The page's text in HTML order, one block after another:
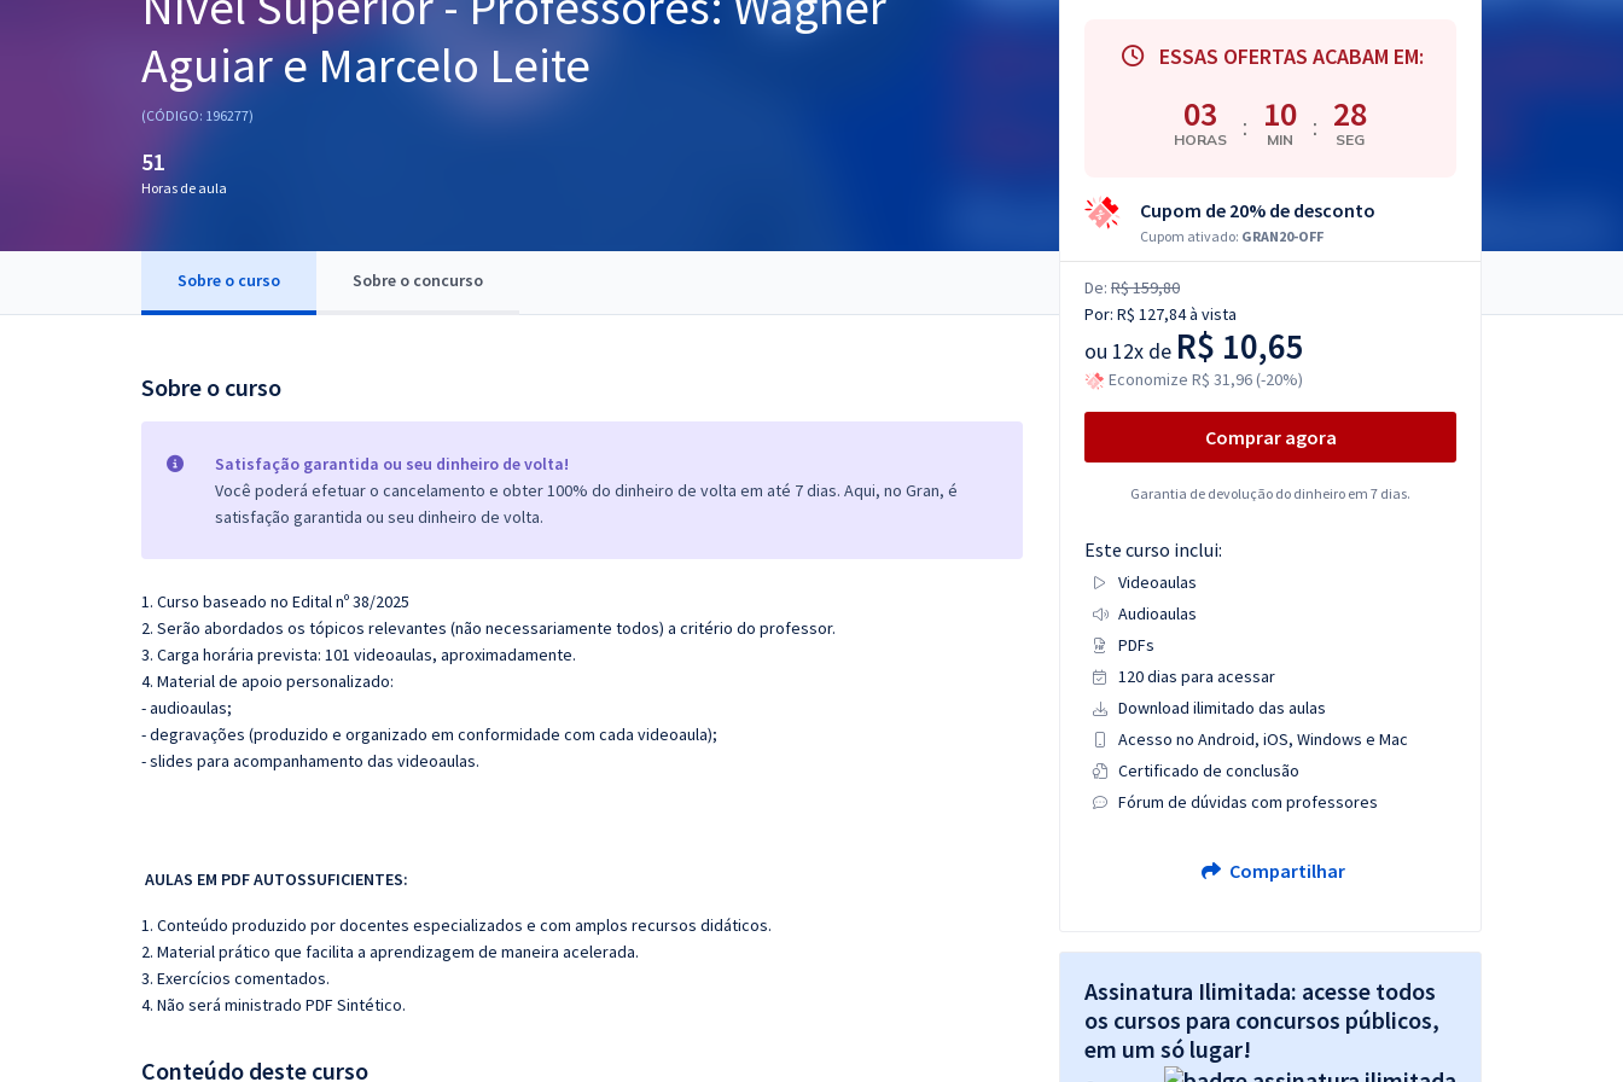
Questões grátis
Aguiar e Marcelo Leite
(CÓDIGO: 196277)
51
Horas de aula
Sobre o curso Sobre o concurso
Sobre o curso
Satisfação garantida ou seu dinheiro de volta!
Você poderá efetuar o cancelamento e obter 100% do dinheiro de volta em até 7 dias. Aqui, no Gran, é
satisfação garantida ou seu dinheiro de volta.
1. Curso baseado no Edital nº 38/2025
2. Serão abordados os tópicos relevantes (não necessariamente todos) a critério do professor.
3. Carga horária prevista: 101 videoaulas, aproximadamente.
4. Material de apoio personalizado:
- audioaulas;
- degravações (produzido e organizado em conformidade com cada videoaula);
- slides para acompanhamento das videoaulas.
AULAS EM PDF AUTOSSUFICIENTES:
1. Conteúdo produzido por docentes especializados e com amplos recursos didáticos.
2. Material prático que facilita a aprendizagem de maneira acelerada.
3. Exercícios comentados.
4. Não será ministrado PDF Sintético.
Conteúdo deste curso
ESSAS OFERTAS ACABAM EM:
03
HORAS : 10
MIN : 27
SEG
Cupom de 20% de desconto
Cupom ativado: GRAN20-OFF
De: R$ 159,80
Por: R$ 127,84à vista
ou 12x de R$ 10,65
Economize R$ 31,96 (-20%)
Comprar agora
Garantia de devolução do dinheiro em 7 dias.
Este curso inclui:
Videoaulas
Audioaulas
PDFs
120 dias para acessar
Download ilimitado das aulas
Acesso no Android, iOS, Windows e Mac
Certificado de conclusão
Fórum de dúvidas com professores
Compartilhar
Assinatura Ilimitada: acesse todos
os cursos para concursos públicos,
em um só lugar!